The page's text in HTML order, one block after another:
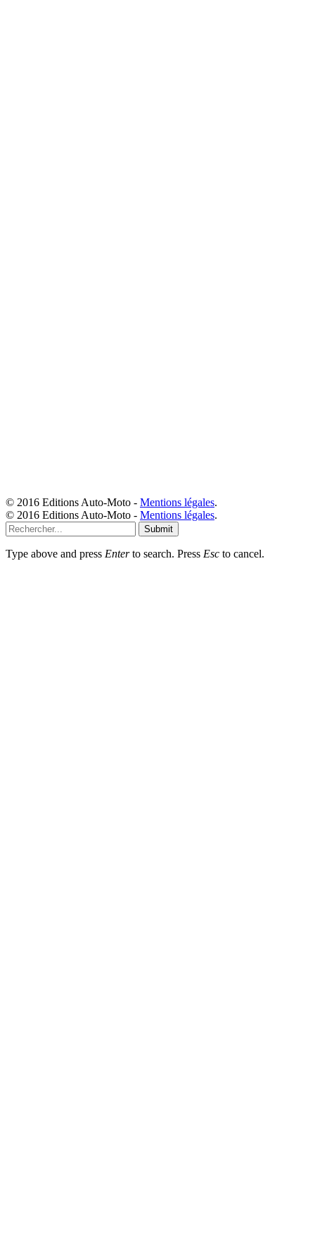
© 2016 Editions Auto-Moto - Mentions légales.
© 2016 Editions Auto-Moto - Mentions légales.
Submit
Type above and press Enterto search. Press Esc to cancel.